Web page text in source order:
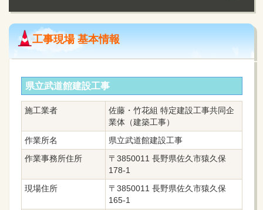
工事現場 基本情報
県立武道館建設工事
施工業者
佐藤・竹花組 特定建設工事共同企
業体（建築工事）
作業所名
県立武道館建設工事
作業事務所住所
〒3850011 長野県佐久市猿久保
178-1
現場住所
〒3850011 長野県佐久市猿久保
165-1